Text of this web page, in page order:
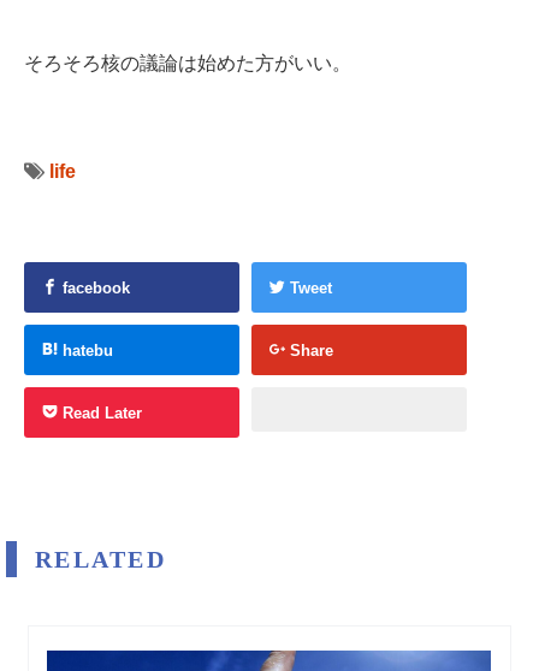
そろそろ核の議論は始めた方がいい。
life
facebook Tweet
hatebu Share
Read Later
RELATED